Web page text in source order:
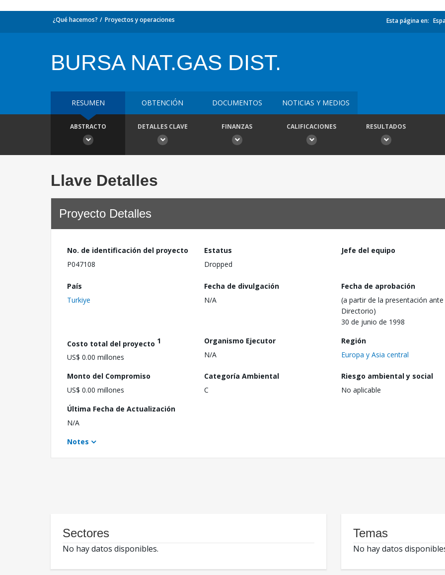
¿Qué hacemos? Proyectos y operaciones Esta página en:
BURSA NAT.GAS DIST.
RESUMEN OBTENCIÓN DOCUMENTOS NOTICIAS Y MEDIOS
ABSTRACTO DETALLES CLAVE FINANZAS CALIFICACIONES RESULTADOS
Llave Detalles
Proyecto Detalles
No. de identificación del proyecto
P047108
Estatus
Dropped
Jefe del equipo
País
Turkiye
Fecha de divulgación
N/A
Fecha de aprobación
(a partir de la presentación ante
Directorio)
30 de junio de 1998
Costo total del proyecto 1
US$ 0.00 millones
Organismo Ejecutor
N/A
Región
Europa y Asia central
Monto del Compromiso
US$ 0.00 millones
Categoría Ambiental
C
Riesgo ambiental y social
No aplicable
Última Fecha de Actualización
N/A
Notes
Sectores
No hay datos disponibles.
Temas
No hay datos